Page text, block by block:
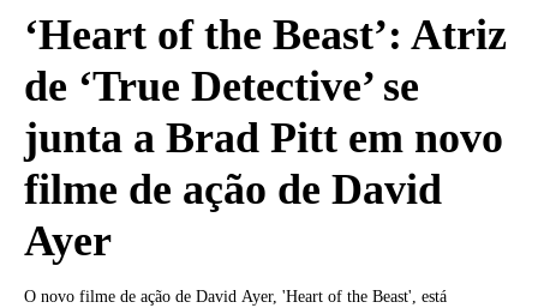
‘Heart of the Beast’: Atriz
de ‘True Detective’ se
junta a Brad Pitt em novo
filme de ação de David
Ayer
O novo filme de ação de David Ayer, 'Heart of the Beast', está